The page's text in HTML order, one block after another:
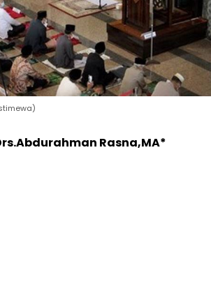
Rasna,MA*